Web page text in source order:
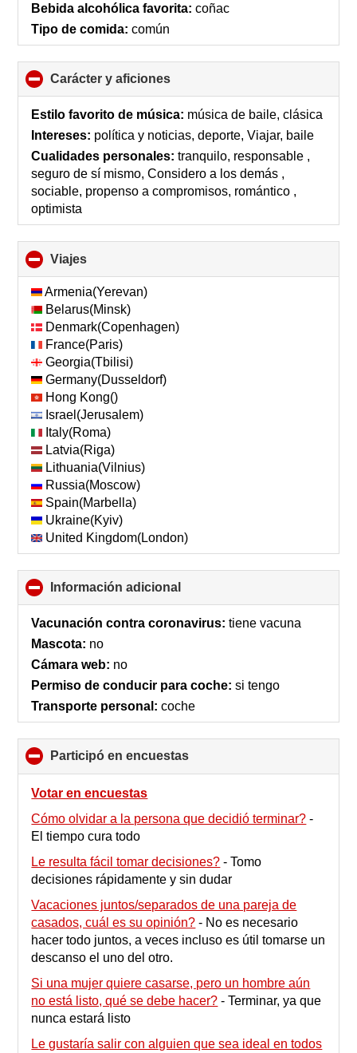
Bebida alcohólica favorita: coñac
Tipo de comida: común
Carácter y aficiones
to
collapse
Estilo favorito de música: música de baile, clásica
Intereses: política y noticias, deporte, Viajar, baile
Cualidades personales: tranquilo, responsable ,
seguro de sí mismo, Considero a los demás ,
sociable, propenso a compromisos, romántico ,
optimista
Viajes
to
collapse
contents
Armenia(Yerevan)
Belarus(Minsk)
Denmark(Copenhagen)
France(Paris)
Georgia(Tbilisi)
Germany(Dusseldorf)
Hong Kong()
Israel(Jerusalem)
Italy(Roma)
Latvia(Riga)
Lithuania(Vilnius)
Russia(Moscow)
Spain(Marbella)
Ukraine(Kyiv)
United Kingdom(London)
Información adicional
to
collapse
Vacunación contra coronavirus: tiene vacuna
Mascota: no
Cámara web: no
Permiso de conducir para coche: si tengo
Transporte personal: coche
Participó en encuestas
to
Votar en encuestas
Cómo olvidar a la persona que decidió terminar? -
El tiempo cura todo
Le resulta fácil tomar decisiones? -Tomo
decisiones rápidamente y sin dudar
Vacaciones juntos/separados de una pareja de
casados, cuál es su opinión? - No es necesario
hacer todo juntos, a veces incluso es útil tomarse un
descanso el uno del otro.
Si una mujer quiere casarse, pero un hombre aún
no está listo, qué se debe hacer? -Terminar, ya que
nunca estará listo
Le gustaría salir con alguien que sea ideal en todos